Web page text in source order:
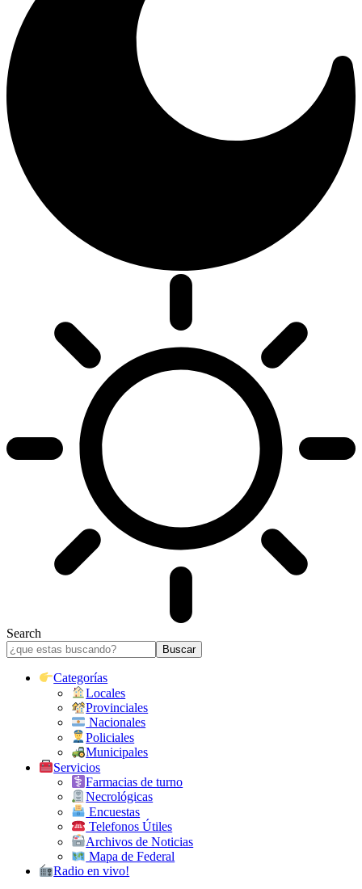
Search
Categorías
Locales
Provinciales
Nacionales
Policiales
Municipales
Servicios
Farmacias de turno
Necrológicas
Encuestas
Telefonos Útiles
Archivos de Noticias
Mapa de Federal
Radio en vivo!